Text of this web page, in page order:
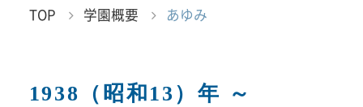
TOP 学園概要 あゆみ
1938（昭和13）年 ～